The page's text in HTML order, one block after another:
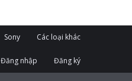
Sony Các loại khác
Đăng nhập Đăng ký